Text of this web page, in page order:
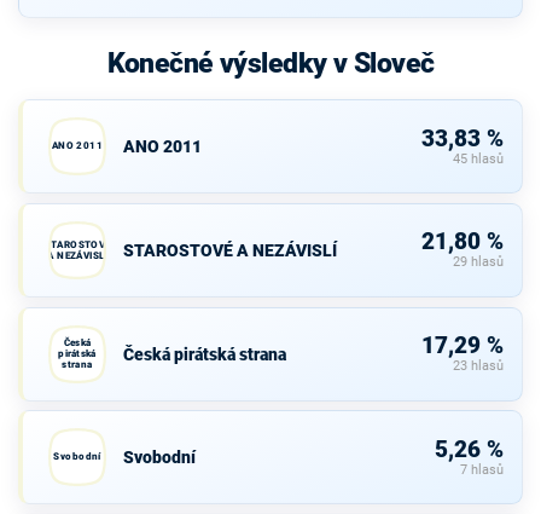
Konečné výsledky v Sloveč
ANO 2011 ANO 2011 33,83 %
45 hlasů
STAROSTOVÉ
A NEZÁVISLÍ
STAROSTOVÉ A NEZÁVISLÍ 21,80 %
29 hlasů
Česká
pirátská
strana
Česká pirátská strana 17,29 %
23 hlasů
Svobodní Svobodní 5,26 %
7 hlasů